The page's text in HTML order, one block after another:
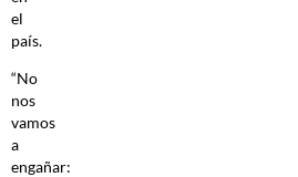
el
país.
“No
nos
vamos
a
engañar: